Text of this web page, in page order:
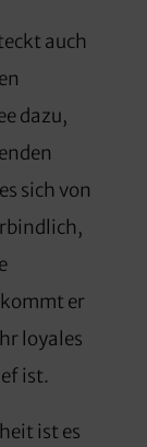
auch
dazu,
sich von
er
loyales
ist.
ist es